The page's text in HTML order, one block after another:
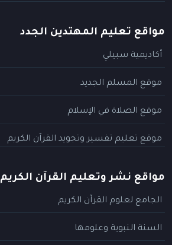
مواقع تعليم المهتدين الجدد
أكاديمية سبيلي
موقع المسلم الجديد
موقع الصلاة في الإسلام
موقع تعليم تفسير وتجويد القرآن الكريم
مواقع نشر وتعليم القرآن الكريم
الجامع لعلوم القرآن الكريم
السنة النبوية وعلومها